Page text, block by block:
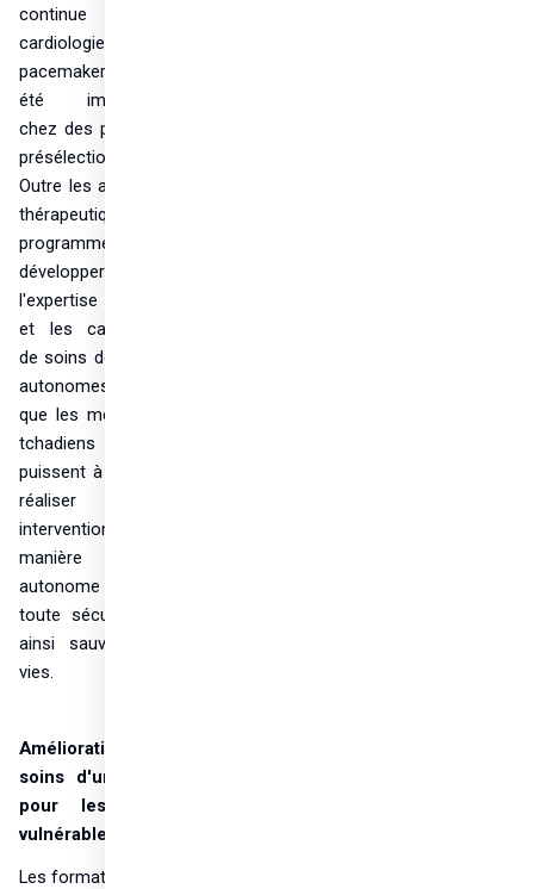
continue en
cardiologie et 3
pacemakers ont
été implantés
chez des patients
présélectionnés.
Outre les activités
thérapeutiques, le
programme vise à
développer
l'expertise locale
et les capacités
de soins de santé
autonomes, afin
que les médecins
tchadiens
puissent à l'avenir
réaliser ces
interventions de
manière
autonome et en
toute sécurité, et
ainsi sauver des
vies.
Amélioration des
soins d'urgence
pour les plus
vulnérables
Les formations en